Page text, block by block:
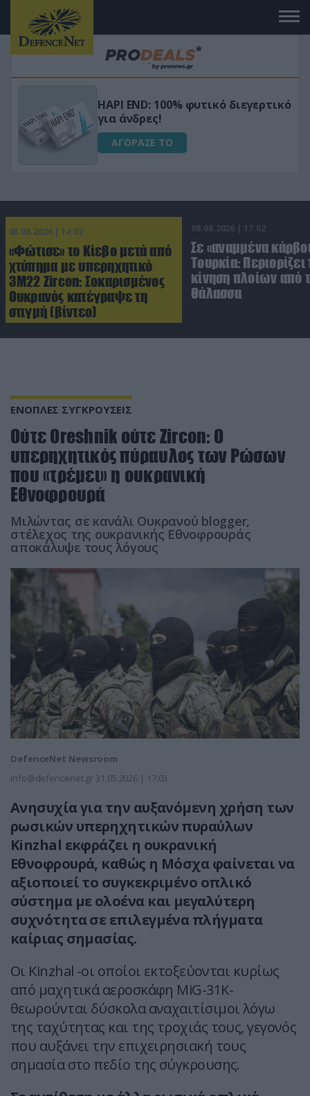
Μεταμόρφωσε τον κήπο σου με το
Ultra Box Μίνι Αλυσοπρίονο με
μπαταρία λιθίου
ΑΓΟΡΑΣΕ ΤΟ
08.08.2026 | 14:02
«Φώτισε» το Κίεβο μετά από
χτύπημα με υπερηχητικό
3M22 Zircon: Σοκαρισμένος
Ουκρανός κατέγραψε τη
στιγμή (βίντεο)
08.08.2026 | 17:02
Σε «αναμμένα
Τουρκία: Περιορίζει
κίνηση πλοίων από
Θάλασσα
ΕΝΟΠΛΕΣ ΣΥΓΚΡΟΥΣΕΙΣ
Ούτε Oreshnik ούτε Zircon: Ο
υπερηχητικός πύραυλος των Ρώσων
που «τρέμει» η ουκρανική
Εθνοφρουρά
Μιλώντας σε κανάλι Ουκρανού blogger,
στέλεχος της ουκρανικής Εθνοφρουράς
αποκάλυψε τους λόγους
DefenceNet Newsroom
info@defencenet.gr 31.05.2026 | 17:03
Ανησυχία για την αυξανόμενη χρήση των
ρωσικών υπερηχητικών πυραύλων
Kinzhal εκφράζει η ουκρανική
Εθνοφρουρά, καθώς η Μόσχα φαίνεται να
αξιοποιεί το συγκεκριμένο οπλικό
σύστημα με ολοένα και μεγαλύτερη
συχνότητα σε επιλεγμένα πλήγματα
καίριας σημασίας.
Οι Kinzhal -οι οποίοι εκτοξεύονται κυρίως
από μαχητικά αεροσκάφη MiG-31K-
θεωρούνται δύσκολα αναχαιτίσιμοι λόγω
της ταχύτητας και της τροχιάς τους, γεγονός
που αυξάνει την επιχειρησιακή τους
σημασία στο πεδίο της σύγκρουσης.